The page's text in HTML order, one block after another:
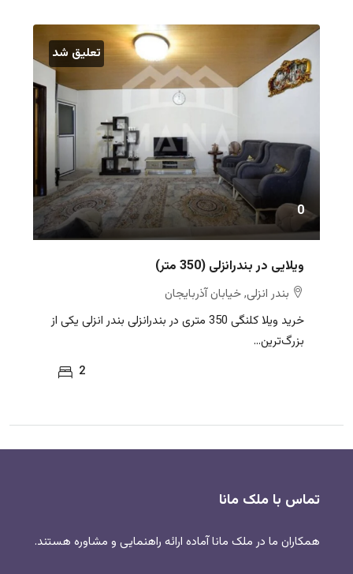
تعلیق شد
0
ویلایی در بندرانزلی (350 متر)
بندر انزلی, خیابان آذربایجان
خرید ویلا کلنگی 350 متری در بندرانزلی بندر انزلی یکی از
بزرگ‌ترین...
2
تماس با ملک مانا
همکاران ما در ملک مانا آماده ارائه راهنمایی و مشاوره هستند.